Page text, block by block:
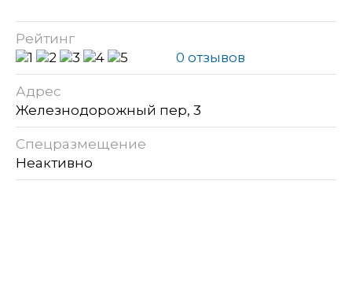
Рейтинг
0 отзывов
Адрес
Железнодорожный пер, 3
Спецразмещение
Неактивно